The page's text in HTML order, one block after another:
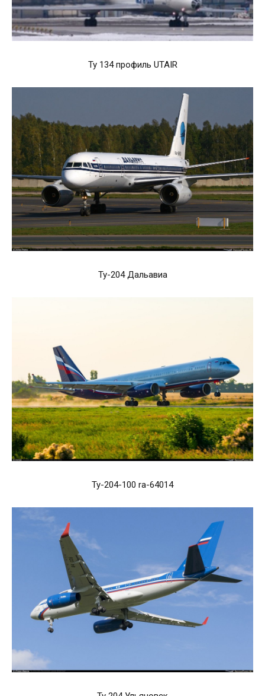
Ту 134 профиль UTAIR
Ту-204 Дальавиа
Ту-204-100 ra-64014